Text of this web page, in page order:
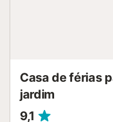
Casa de férias
jardim
9,1